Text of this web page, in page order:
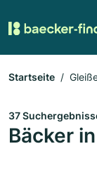
Startseite
37
Bäcker